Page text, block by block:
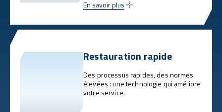
En savoir plus
Restauration rapide
Des processus rapides, des normes
élevées : une technologie qui améliore
votre service.